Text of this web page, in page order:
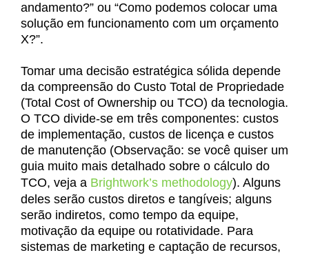
andamento?” ou “Como podemos colocar uma
solução em funcionamento com um orçamento
X?”.
Tomar uma decisão estratégica sólida depende
da compreensão do Custo Total de Propriedade
(Total Cost of Ownership ou TCO) da tecnologia.
O TCO divide-se em três componentes: custos
de implementação, custos de licença e custos
de manutenção (Observação: se você quiser um
guia muito mais detalhado sobre o cálculo do
TCO, veja a Brightwork’s methodology). Alguns
deles serão custos diretos e tangíveis; alguns
serão indiretos, como tempo da equipe,
motivação da equipe ou rotatividade. Para
sistemas de marketing e captação de recursos,